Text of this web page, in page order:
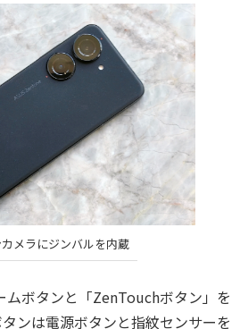
メラにジンバルを内蔵
ボタンと「ZenTouchボタン」を
ンは電源ボタンと指紋センサーを